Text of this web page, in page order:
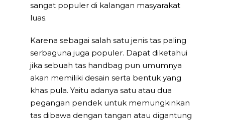
sangat populer di kalangan masyarakat
luas.
Karena sebagai salah satu jenis tas paling
serbaguna juga populer. Dapat diketahui
jika sebuah tas handbag pun umumnya
akan memiliki desain serta bentuk yang
khas pula. Yaitu adanya satu atau dua
pegangan pendek untuk memungkinkan
tas dibawa dengan tangan atau digantung